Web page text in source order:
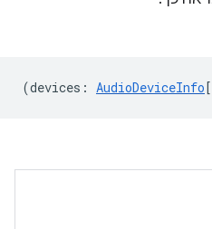
(devices : AudioDeviceInfo